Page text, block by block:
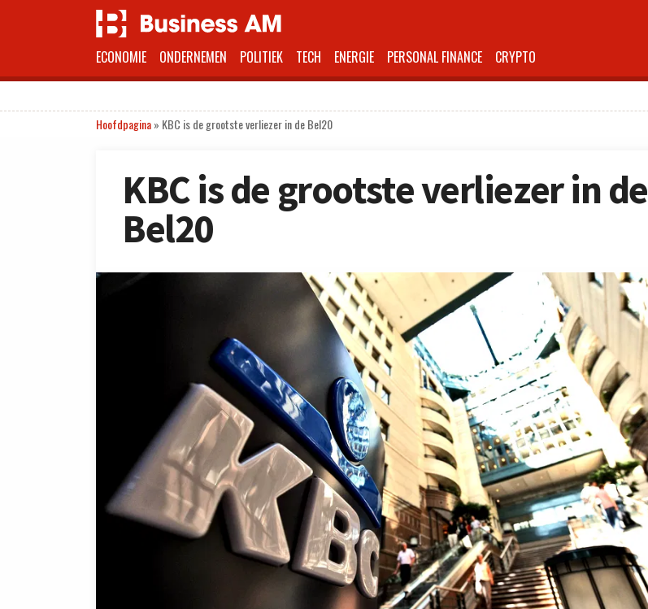
ECONOMIE ONDERNEMEN POLITIEK TECH ENERGIE PERSONAL FINANCE CRYPTO
Hoofdpagina» KBC is de grootste verliezer in de Bel20
KBC is de grootste verliezer in de
Bel20